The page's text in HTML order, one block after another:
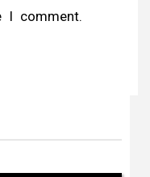
I comment.